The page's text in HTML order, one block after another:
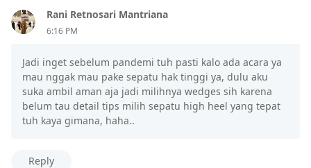
Rani Retnosari Mantriana
6:16 PM
Jadi inget sebelum pandemi tuh pasti kalo ada acara ya
mau nggak mau pake sepatu hak tinggi ya, dulu aku
suka ambil aman aja jadi milihnya wedges sih karena
belum tau detail tips milih sepatu high heel yang tepat
tuh kaya gimana, haha..
Reply